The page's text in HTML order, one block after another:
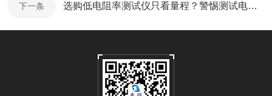
下一条 选购低电阻率测试仪只看量程？警惕测试电流、探针压力与温度补偿的3个隐形陷阱